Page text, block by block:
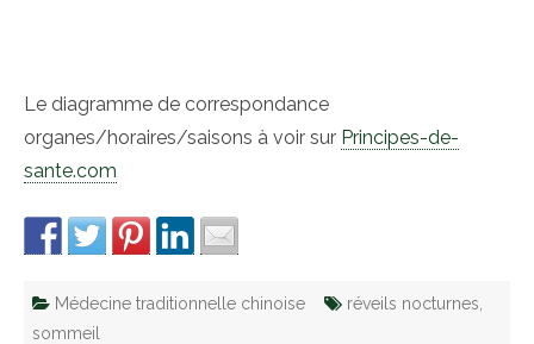
Le diagramme de correspondance
organes/horaires/saisons à voir sur Principes-de-
sante.com
Médecine traditionnelle chinoise réveils nocturnes
sommeil